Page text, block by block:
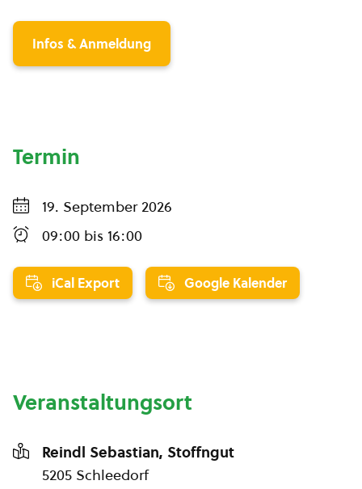
Infos & Anmeldung
Termin
19. September 2026
09:00 bis 16:00
iCal Export Google Kalender
Veranstaltungsort
Reindl Sebastian, Stoffngut
5205 Schleedorf